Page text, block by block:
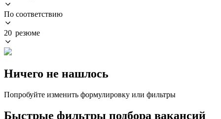
По соответствию
20 резюме
Ничего не нашлось
Попробуйте изменить формулировку или фильтры
Быстрые фильтры подбора вакансий